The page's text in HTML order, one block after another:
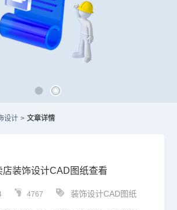
设计 > 文章详情
店装饰设计CAD图纸查看
4767 装饰设计CAD图纸